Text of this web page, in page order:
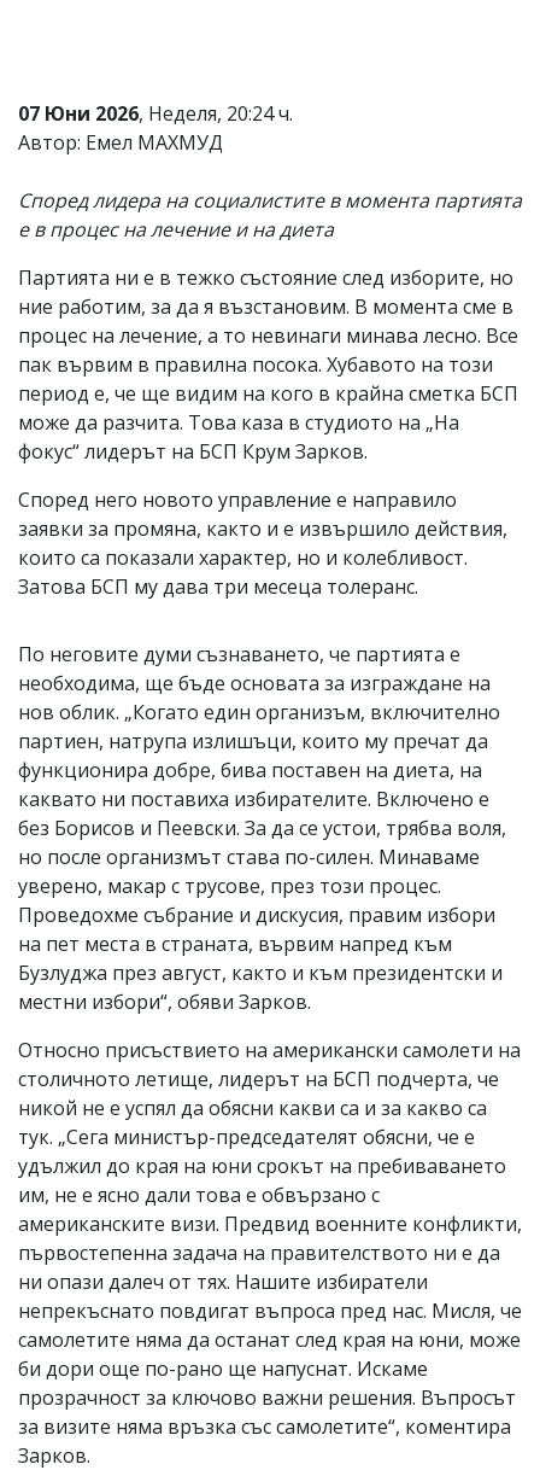
въвеждат
от
читателите
редакцията
не
носи
за
тях!
Ако
откриете
обиден
за
вас
коментар,
моля
ни!
07 Юни 2026, Неделя, 20:24 ч.
Автор: Емел МАХМУД
Според лидера на социалистите в момента партията
е в процес на лечение и на диета
Партията ни е в тежко състояние след изборите, но
ние работим, за да я възстановим. В момента сме в
процес на лечение, а то невинаги минава лесно. Все
пак вървим в правилна посока. Хубавото на този
период е, че ще видим на кого в крайна сметка БСП
може да разчита. Това каза в студиото на „На
фокус“ лидерът на БСП Крум Зарков.
Според него новото управление е направило
заявки за промяна, както и е извършило действия,
които са показали характер, но и колебливост.
Затова БСП му дава три месеца толеранс.
По неговите думи съзнаването, че партията е
необходима, ще бъде основата за изграждане на
нов облик. „Когато един организъм, включително
партиен, натрупа излишъци, които му пречат да
функционира добре, бива поставен на диета, на
каквато ни поставиха избирателите. Включено е
без Борисов и Пеевски. За да се устои, трябва воля,
но после организмът става по-силен. Минаваме
уверено, макар с трусове, през този процес.
Проведохме събрание и дискусия, правим избори
на пет места в страната, вървим напред към
Бузлуджа през август, както и към президентски и
местни избори“, обяви Зарков.
Относно присъствието на американски самолети на
столичното летище, лидерът на БСП подчерта, че
никой не е успял да обясни какви са и за какво са
тук. „Сега министър-председателят обясни, че е
удължил до края на юни срокът на пребиваването
им, не е ясно дали това е обвързано с
американските визи. Предвид военните конфликти,
първостепенна задача на правителството ни е да
ни опази далеч от тях. Нашите избиратели
непрекъснато повдигат въпроса пред нас. Мисля, че
самолетите няма да останат след края на юни, може
би дори още по-рано ще напуснат. Искаме
прозрачност за ключово важни решения. Въпросът
за визите няма връзка със самолетите“, коментира
Зарков.